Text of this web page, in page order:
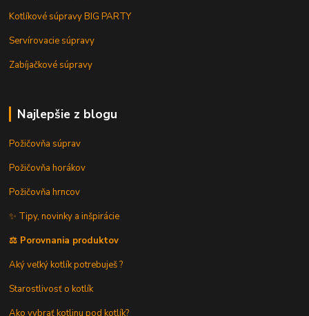
Kotlíkové súpravy BIG PARTY
Servírovacie súpravy
Zabíjačkové súpravy
Najlepšie z blogu
Požičovňa súprav
Požičovňa horákov
Požičovňa hrncov
✨ Tipy, novinky a inšpirácie
⚖️ Porovnania produktov
Aký veľký kotlík potrebuješ ?
Starostlivosť o kotlík
Ako vybrať kotlinu pod kotlík?